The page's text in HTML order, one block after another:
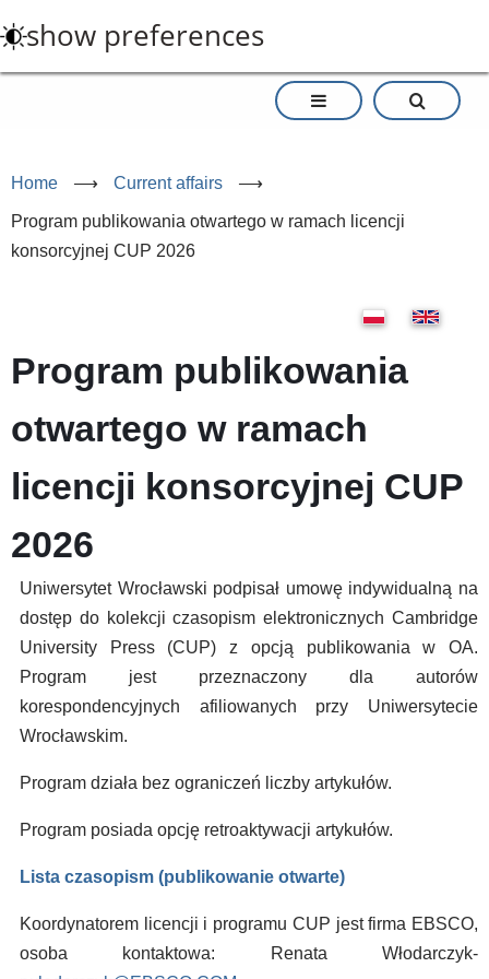
to
main
show preferences
Home ⟶ Current affairs ⟶
Program publikowania otwartego w ramach licencji
konsorcyjnej CUP 2026
Program publikowania
otwartego w ramach
licencji konsorcyjnej CUP
2026
Uniwersytet Wrocławski podpisał umowę indywidualną na
dostęp do kolekcji czasopism elektronicznych Cambridge
University Press (CUP) z opcją publikowania w OA.
Program jest przeznaczony dla autorów
korespondencyjnych afiliowanych przy Uniwersytecie
Wrocławskim.
Program działa bez ograniczeń liczby artykułów.
Program posiada opcję retroaktywacji artykułów.
Lista czasopism (publikowanie otwarte)
Koordynatorem licencji i programu CUP jest firma EBSCO,
osoba kontaktowa: Renata Włodarczyk-